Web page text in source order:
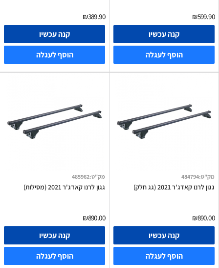
₪599.90
קנה עכשיו
הוסף לעגלה
₪389.90
קנה עכשיו
הוסף לעגלה
מק"ט:
484794
גגון לרנו קאדג'ר 2021 (גג חלק)
₪890.00
קנה עכשיו
הוסף לעגלה
מק"ט:
485962
גגון לרנו קאדג'ר 2021 (מסילות)
₪890.00
קנה עכשיו
הוסף לעגלה